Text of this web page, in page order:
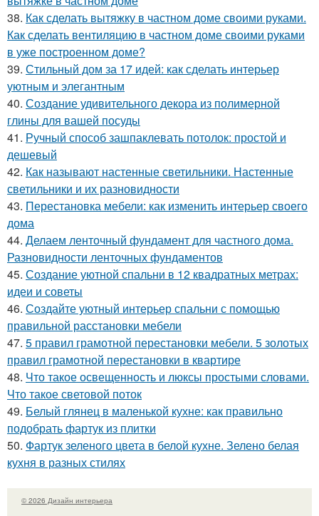
38. Как сделать вытяжку в частном доме своими руками.
Как сделать вентиляцию в частном доме своими руками
в уже построенном доме?
39. Стильный дом за 17 идей: как сделать интерьер
уютным и элегантным
40. Создание удивительного декора из полимерной
глины для вашей посуды
41. Ручный способ зашпаклевать потолок: простой и
дешевый
42. Как называют настенные светильники. Настенные
светильники и их разновидности
43. Перестановка мебели: как изменить интерьер своего
дома
44. Делаем ленточный фундамент для частного дома.
Разновидности ленточных фундаментов
45. Создание уютной спальни в 12 квадратных метрах:
идеи и советы
46. Создайте уютный интерьер спальни с помощью
правильной расстановки мебели
47. 5 правил грамотной перестановки мебели. 5 золотых
правил грамотной перестановки в квартире
48. Что такое освещенность и люксы простыми словами.
Что такое световой поток
49. Белый глянец в маленькой кухне: как правильно
подобрать фартук из плитки
50. Фартук зеленого цвета в белой кухне. Зелено белая
кухня в разных стилях
© 2026 Дизайн интерьера